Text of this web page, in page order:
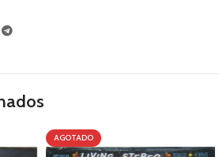
AGOTADO